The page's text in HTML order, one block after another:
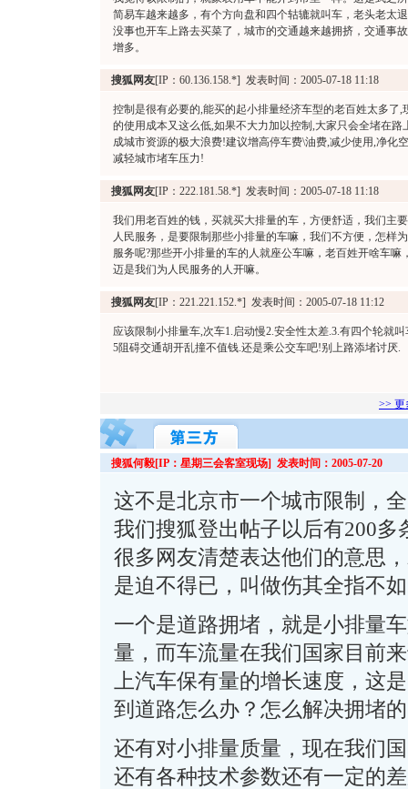
简易车越来越多，有个方向盘和四个轱辘就叫车，老头老太
没事也开车上路去买菜了，城市的交通越来越拥挤，交通事
增多。
搜狐网友[IP：60.136.158.*] 发表时间：2005-07-18 11:18
控制是很有必要的,能买的起小排量经济车型的老百姓太多了,
的使用成本又这么低,如果不大力加以控制,大家只会全堵在路
成城市资源的极大浪费!建议增高停车费\油费,减少使用,净化
减轻城市堵车压力!
搜狐网友[IP：222.181.58.*] 发表时间：2005-07-18 11:18
我们用老百姓的钱，买就买大排量的车，方便舒适，我们主
人民服务，是要限制那些小排量的车嘛，我们不方便，怎样
服务呢?那些开小排量的车的人就座公车嘛，老百姓开啥车嘛
迈是我们为人民服务的人开嘛。
搜狐网友[IP：221.221.152.*] 发表时间：2005-07-18 11:12
应该限制小排量车,次车1.启动慢2.安全性太差.3.有四个轮就叫
5阻碍交通胡开乱撞不值钱.还是乘公交车吧!别上路添堵讨厌.
>> 更
搜狐何毅[IP：星期三会客室现场] 发表时间：2005-07-20
这不是北京市一个城市限制，
我们搜狐登出帖子以后有200
很多网友清楚表达他们的意思
是迫不得已，叫做伤其全指不
一个是道路拥堵，就是小排量
量，而车流量在我们国家目前
上汽车保有量的增长速度，这
到道路怎么办？怎么解决拥堵
还有对小排量质量，现在我们
还有各种技术参数还有一定的